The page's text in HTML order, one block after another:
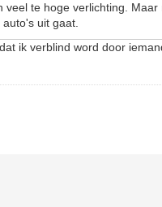
te hoge verlichting.
uit gaat.
ik verblind word door